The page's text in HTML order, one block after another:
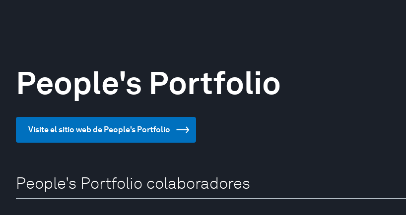
People's Portfolio
Visite el sitio web de People's Portfolio
People's Portfolio colaboradores